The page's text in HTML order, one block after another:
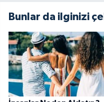
Bunlar da ilginizi